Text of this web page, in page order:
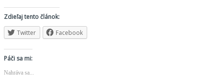
Zdieľaj tento článok:
Twitter
Facebook
Páči sa mi:
Nahráva sa...